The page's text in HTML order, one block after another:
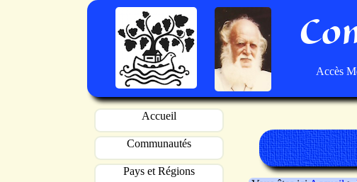
Accès
Accueil
Communautés
Pays et Régions